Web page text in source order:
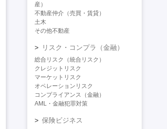
産）
不動産仲介（売買・賃貸）
土木
その他不動産
リスク・コンプラ（金融）
総合リスク（統合リスク）
クレジットリスク
マーケットリスク
オペレーションリスク
コンプライアンス（金融）
AML・金融犯罪対策
保険ビジネス